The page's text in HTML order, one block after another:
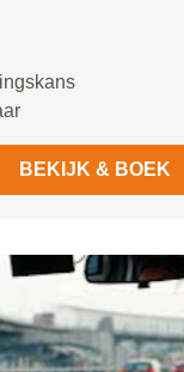
BEKIJK & BOEK